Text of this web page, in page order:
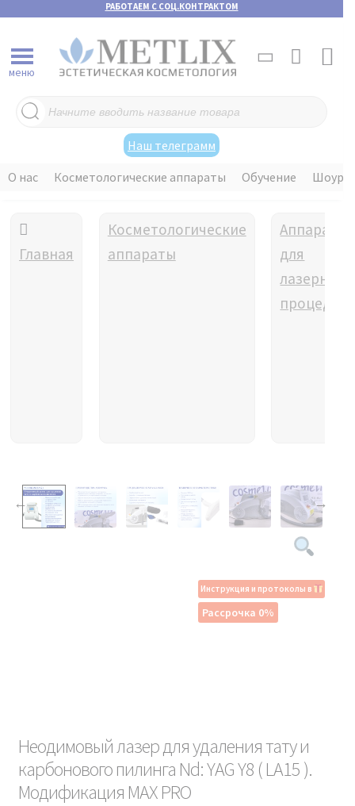
РАБОТАЕМ С СОЦ.КОНТРАКТОМ
Поиск
товаров
Наш телеграмм
меню
О нас Косметологические аппараты Обучение
Главная
Косметологические
аппараты
Аппараты
для
лазерных
процедур
Инструкция и протоколы в
Рассрочка 0%
Неодимовый лазер для удаления тату и
карбонового пилинга Nd: YAG Y8 ( LA15 ).
Модификация MAX PRO